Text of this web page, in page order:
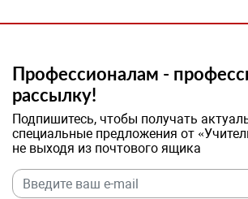
Профессионалам -
рассылку!
Подпишитесь, чтобы получать
специальные предложения от
не выходя из почтового ящика